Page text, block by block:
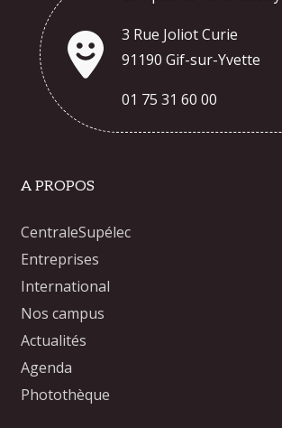
3 Rue Joliot Curie
91190 Gif-sur-Yvette
01 75 31 60 00
A PROPOS
CentraleSupélec
Entreprises
International
Nos campus
Actualités
Agenda
Photothèque